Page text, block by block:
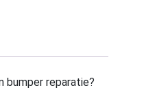
bumper reparatie?